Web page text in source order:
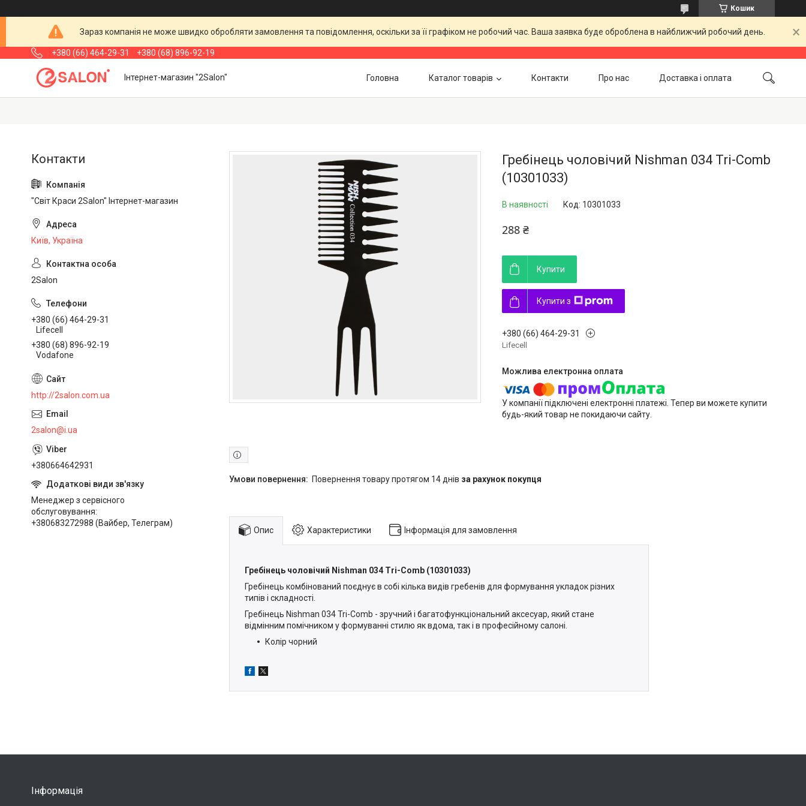
Кошик
Зараз компанія не може швидко обробляти замовлення та повідомлення, оскільки за її графіком не робочий час. Ваша заявка буде оброблена в найближчий робочий день.
+380 (66) 464-29-31 +380 (68) 896-92-19
Інтернет-магазин "2Salon" Головна Каталог товарів Контакти Про нас Доставка і оплата
Гребінець чоловічий Nishman 034 Tri-Comb
(10301033)
В наявності Код: 10301033
288 ₴
Купити
Купити з
+380 (66) 464-29-31
Lifecell
У компанії підключені електронні платежі. Тепер ви можете купити
будь-який товар не покидаючи сайту.
повернення товару протягом 14 днів за рахунок покупця
Опис Характеристики Інформація для замовлення
Гребінець чоловічий Nishman 034 Tri-Comb (10301033)
Гребінець комбінований поєднує в собі кілька видів гребенів для формування укладок різних
типів і складності.
Гребінець Nishman 034 Tri-Comb - зручний і багатофункціональний аксесуар, який стане
відмінним помічником у формуванні стилю як вдома, так і в професійному салоні.
Колір чорний
"Світ Краси 2Salon" Інтернет-магазин
Київ, Україна
2Salon
+380 (66) 464-29-31
Lifecell
+380 (68) 896-92-19
Vodafone
http://2salon.com.ua
2salon@i.ua
+380664642931
Менеджер з сервісного
обслуговування
+380683272988 (Вайбер, Телеграм)
Інформація